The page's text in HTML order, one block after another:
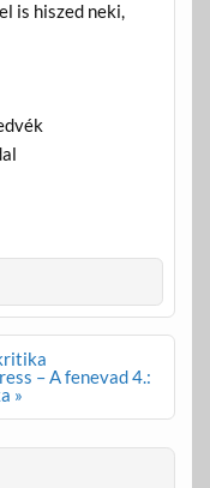
is hiszed neki,
– A fenevad 4.:
»